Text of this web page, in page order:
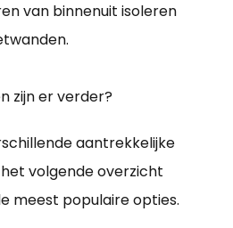
van binnenuit isoleren
zijn er verder?
aantrekkelijke
volgende overzicht
meest populaire opties.